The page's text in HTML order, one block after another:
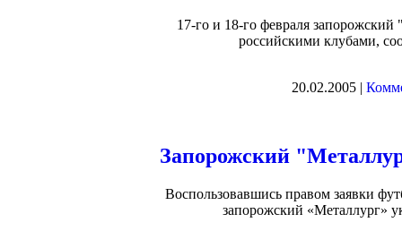
17-го и 18-го февраля
российскими клубами,
20.02.2005 |
Запорожский
Воспользовавшись правом заявки
запорожский «Металлург»